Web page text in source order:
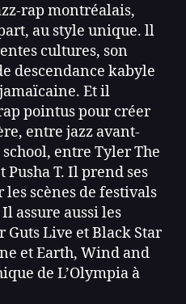
rap montréalais,
au style unique. ll
cultures, son
descendance kabyle
Et il
pointus pour créer
entre jazz avant-
entre Tyler The
Pusha T. Il prend ses
les scènes de festivals
assure aussi les
Live et Black Star
et Earth, Wind and
de L’Olympia à